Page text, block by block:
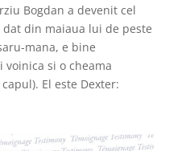
Bogdan a devenit cel
din maiaua lui de peste
mana, e bine
voinica si o cheama
El este Dexter: